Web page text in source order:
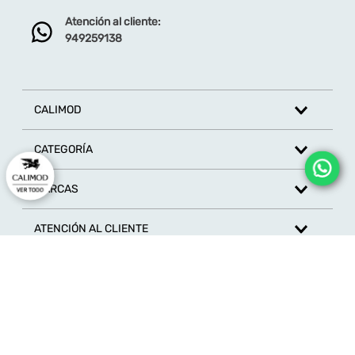
Dirección de email
Escribe un comentario
ENVIAR COMENTARIO
Atención al cliente:
949259138
CALIMOD
CATEGORÍA
MARCAS
ATENCIÓN AL CLIENTE